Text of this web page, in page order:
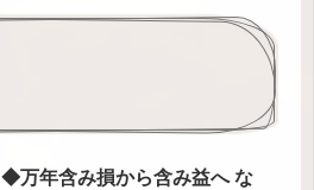
◆万年含み損から含み益へ な